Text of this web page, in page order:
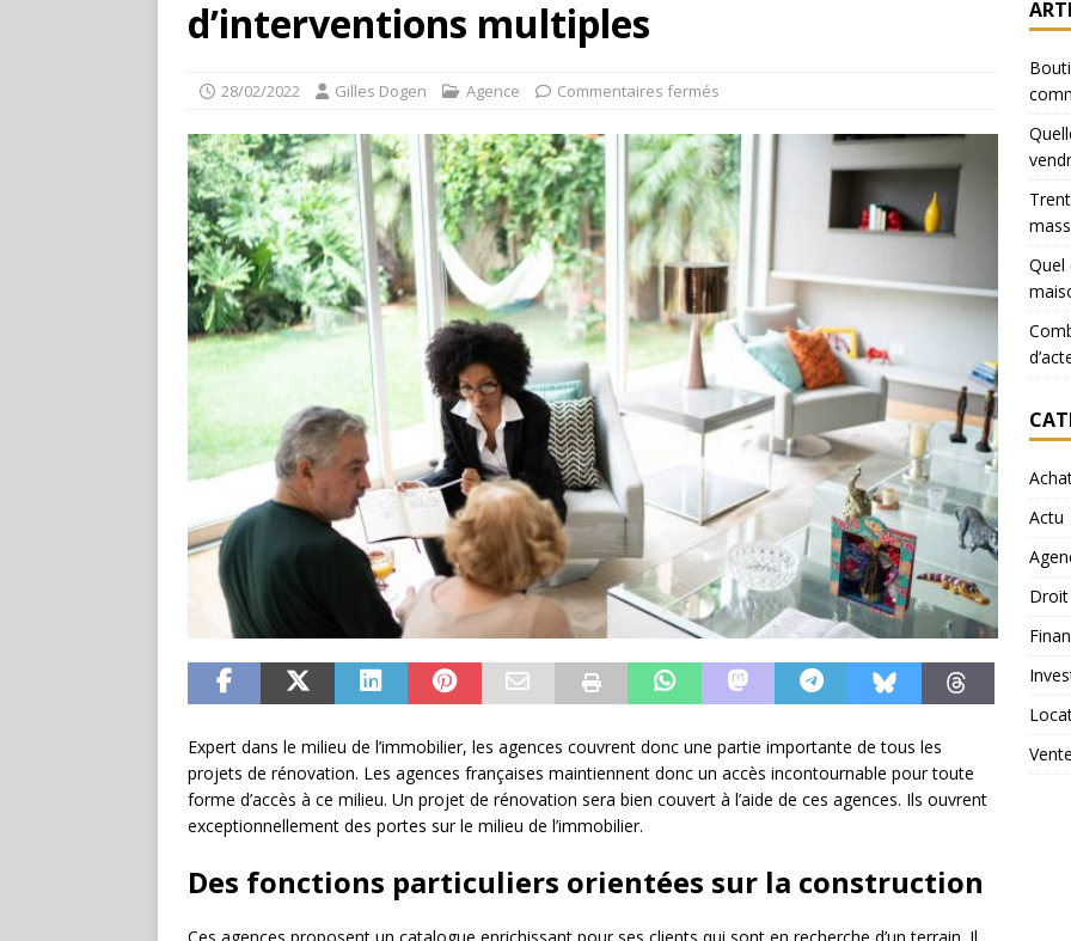
d’interventions multiples
28/02/2022 Gilles Dogen Agence Commentaires fermés
Expert dans le milieu de l’immobilier, les agences couvrent donc une partie importante de tous les
projets de rénovation. Les agences françaises maintiennent donc un accès incontournable pour toute
forme d’accès à ce milieu. Un projet de rénovation sera bien couvert à l’aide de ces agences. Ils ouvrent
exceptionnellement des portes sur le milieu de l’immobilier.
Des fonctions particuliers orientées sur la construction
Quel
Actu
Droit
Vente